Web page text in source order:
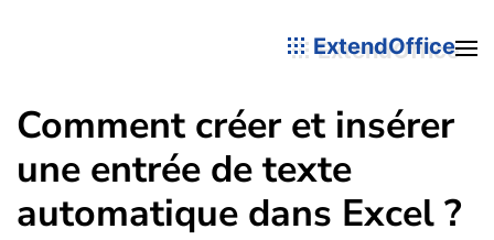
ExtendOffice
Comment créer et insérer
une entrée de texte
automatique dans Excel ?